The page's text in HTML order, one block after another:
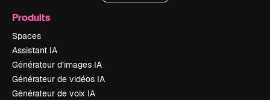
Produits
Spaces
Assistant IA
Générateur d’images IA
Générateur de vidéos IA
Générateur de voix IA